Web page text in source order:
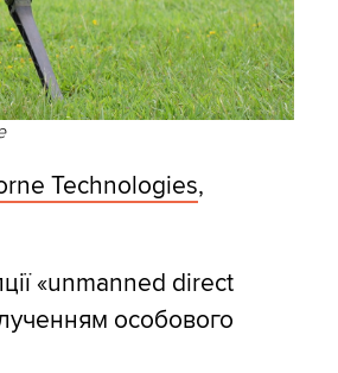
Technologies,
«unmanned direct
особового